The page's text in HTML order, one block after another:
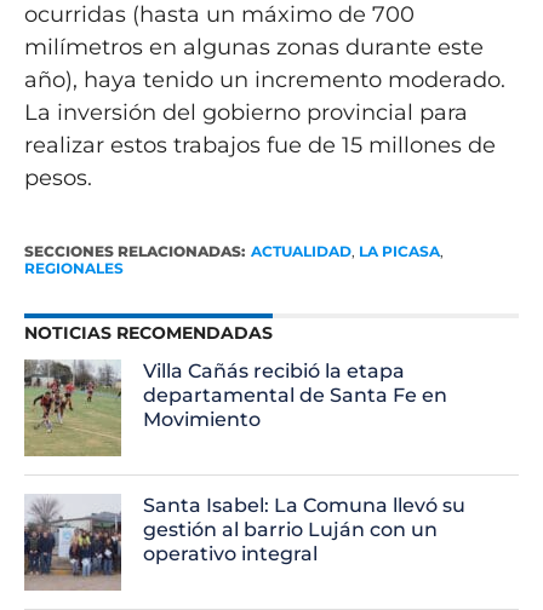
ocurridas (hasta un máximo de 700
milímetros en algunas zonas durante este
año), haya tenido un incremento moderado.
La inversión del gobierno provincial para
realizar estos trabajos fue de 15 millones de
pesos.
SECCIONES RELACIONADAS: ACTUALIDAD, LA PICASA,
REGIONALES
NOTICIAS RECOMENDADAS
Villa Cañás recibió la etapa
departamental de Santa Fe en
Movimiento
Santa Isabel: La Comuna llevó su
gestión al barrio Luján con un
operativo integral